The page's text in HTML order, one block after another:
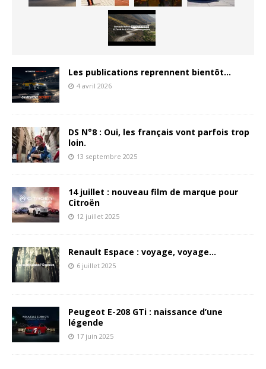
Les publications reprennent bientôt…
4 avril 2026
DS N°8 : Oui, les français vont parfois trop
loin.
13 septembre 2025
14 juillet : nouveau film de marque pour
Citroën
12 juillet 2025
Renault Espace : voyage, voyage…
6 juillet 2025
Peugeot E-208 GTi : naissance d’une
légende
17 juin 2025